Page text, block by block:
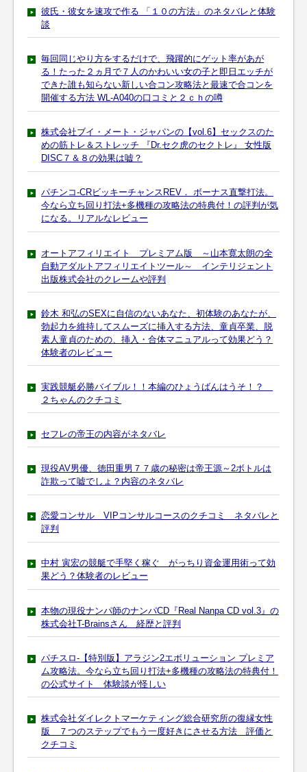
彼氏・彼女を速攻で作る 「１０の方法」のネタバレと体験
談
毎回同じやり方をするだけで、飛躍的にゲット率があが
る！たった２ヵ月で７人のかわいい女の子と即日エッチが
できた誰も知らない新しい合コン攻略法と最速で合コンを
開催する方法 WL-A040の口コミと２ｃｈの噂
株式会社ブイ・メート・ジャパンの【vol.6】セックスのた
めの筋トレ＆ストレッチ 『Dr.セク虎のセクトレ』 女性版
DISC７＆８の効果は嘘？
パチンコ-CRビッキーチャンスREV． ボーナス直撃打法。
今なら立ち回り打法+多機種の攻略法の特典付！の評判が気
になる。リアルなレビュー
オートアフィリエイト プレミアム版 ～山本寛太朗の全
自動アダルトアフィリエイトツール～ インテリジェント
出版株式会社のクレームや評判
鈴木 和弘のSEXに自信のないあなた、初体験のあなたが、
勃起力を維持してスムーズに挿入する方法、童貞卒業、脱
素人童貞のための、挿入・合体マニュアルって効果どう？
体験者のレビュー
実践競艇必勝バイブル！！本編のひょうばんはうそ！？
２ちゃんのクチコミ
セフレの帝王の内容がネタバレ
現役AV男優、徳田重男７７歳の秘密は帝王源～2ボトルは
詐欺って嘘でしょ？内容のネタバレ
恋愛コンサル VIPコンサルコースのクチコミ ネタバレと
評判
中村 寅宏の競艇で手堅く稼ぐ がっちり資金運用術って効
果どう？体験者のレビュー
本物の現役ナンパ師のナンパCD『Real Nanpa CD vol.3』の
株式会社T-Brainsさん 経歴と評判
パチスロ-【特別版】アラジン2エボリューション プレミア
ム攻略法。今なら立ち回り打法+多機種の攻略法の特典付！
の公式サイト 体験談が怪しい
株式会社ダイレクトマーケティング総合研究所の復縁女性
版 ７つのステップでもう一度好きにさせる方法 評価と
クチコミ